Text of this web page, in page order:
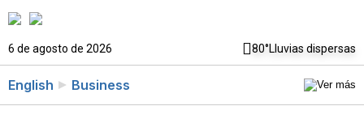
6 de agosto de 2026 80°Lluvias dispersas
English Business